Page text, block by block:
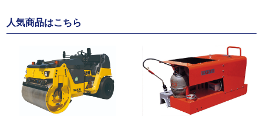
人気商品はこちら